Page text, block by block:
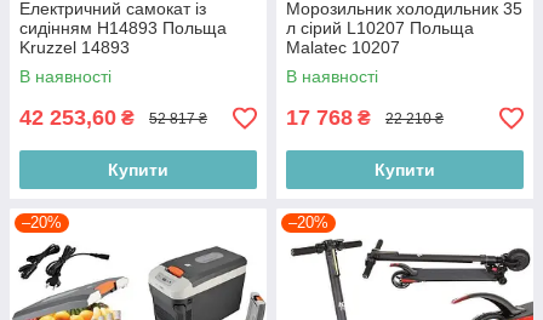
Електричний самокат із
сидінням H14893 Польща
Kruzzel 14893
В наявності
42 253,60 ₴ 52 817 ₴
Купити
Морозильник холодильник 35
л сірий L10207 Польща
Malatec 10207
В наявності
17 768 ₴ 22 210 ₴
Купити
–20% –20%